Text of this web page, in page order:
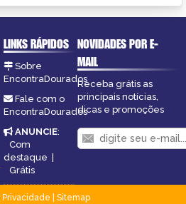
LINKS RÁPIDOS
Sobre
EncontraDourados
Fale com o
EncontraDourados
ANUNCIE:
Com
destaque
Grátis
NOVIDADES POR E-
MAIL
Receba grátis as
principais notícias,
dicas e promoções
Privacidade
Sitemap